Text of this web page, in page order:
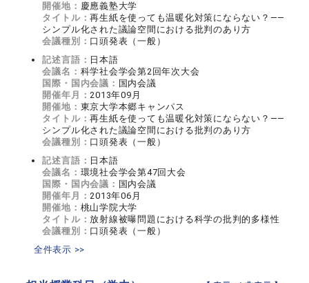
開催地： 慶應義塾大学
タイトル：再生紙を使っても温暖化対策にならない？――
シンプル化された議論空間における批判のあり方
会議種別： 口頭発表（一般）
記述言語： 日本語
会議名： 科学社会学会第2回年次大会
国際・国内会議： 国内会議
開催年月：2013年09月
開催地： 東京大学本郷キャンパス
タイトル：再生紙を使っても温暖化対策にならない？――
シンプル化された議論空間における批判のあり方
会議種別： 口頭発表（一般）
記述言語： 日本語
会議名： 環境社会学会第47回大会
国際・国内会議： 国内会議
開催年月：2013年06月
開催地： 桃山学院大学
タイトル：放射線被曝問題における科学の批判的多様性
会議種別： 口頭発表（一般）
全件表示 >>